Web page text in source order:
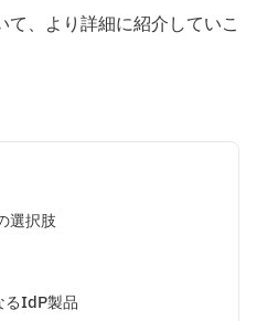
、より詳細に紹介していこ
選択肢
IdP製品